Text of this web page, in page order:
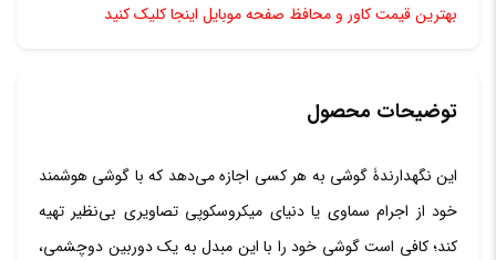
عدد
بهترین قیمت کاور و محافظ صفحه موبایل اینجا کلیک کنید
توضیحات محصول
این نگهدارندۀ گوشی به هر کسی اجازه می‌دهد که با گوشی هوشمند
خود از اجرام سماوی یا دنیای میکروسکوپی تصاویری بی‌نظیر تهیه
کند؛ کافی است گوشی خود را با این مبدل به یک دوربین دوچشمی،